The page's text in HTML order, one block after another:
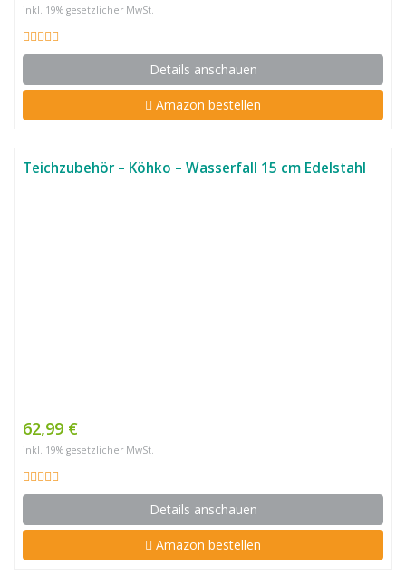
inkl. 19% gesetzlicher MwSt.
Details anschauen
Amazon bestellen
Teichzubehör – Köhko – Wasserfall 15 cm Edelstahl
62,99 €
inkl. 19% gesetzlicher MwSt.
Details anschauen
Amazon bestellen